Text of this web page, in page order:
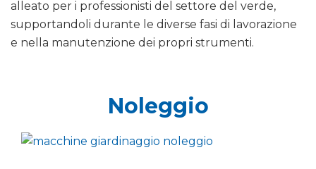
alleato per i professionisti del settore del verde,
supportandoli durante le diverse fasi di lavorazione
e nella manutenzione dei propri strumenti.
Noleggio